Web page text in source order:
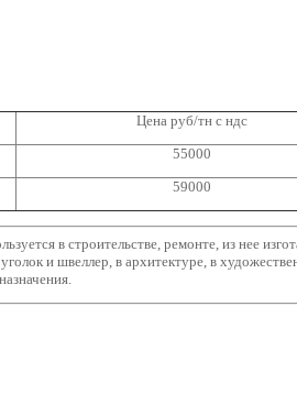
Цена руб/тн с ндс
55000
59000
в строительстве, ремонте, из нее
и швеллер, в архитектуре, в